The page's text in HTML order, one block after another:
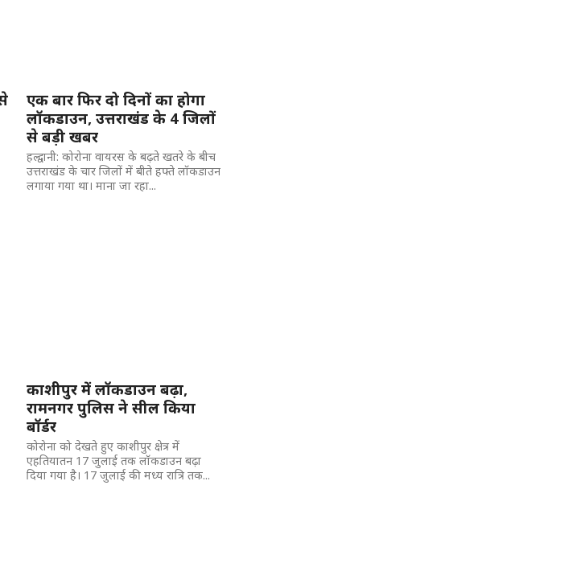
एक बार फिर दो दिनों का होगा
लॉकडाउन, उत्तराखंड के 4 जिलों
से बड़ी खबर
हल्द्वानी: कोरोना वायरस के बढ़ते खतरे के बीच
उत्तराखंड के चार जिलों में बीते हफ्ते लॉकडाउन
लगाया गया था। माना जा रहा...
काशीपुर में लॉकडाउन बढ़ा,
रामनगर पुलिस ने सील किया
बॉर्डर
कोरोना को देखते हुए काशीपुर क्षेत्र में
एहतियातन 17 जुलाई तक लॉकडाउन बढ़ा
दिया गया है। 17 जुलाई की मध्य रात्रि तक...